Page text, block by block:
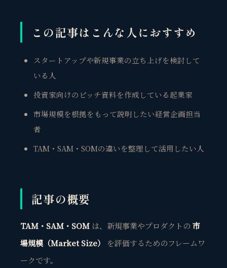
この記事はこんな人におすすめ
スタートアップや新規事業の立ち上げを検討して
いる人
投資家向けのピッチ資料を作成している起業家
市場規模を根拠をもって説明したい経営企画担当
者
TAM・SAM・SOMの違いを整理して活用したい人
記事の概要
TAM・SAM・SOM は、新規事業やプロダクトの 市
場規模（Market Size）
を評価するためのフレームワ
ークです。